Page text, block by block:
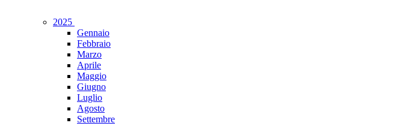
2025
Gennaio
Febbraio
Marzo
Aprile
Maggio
Giugno
Luglio
Agosto
Settembre